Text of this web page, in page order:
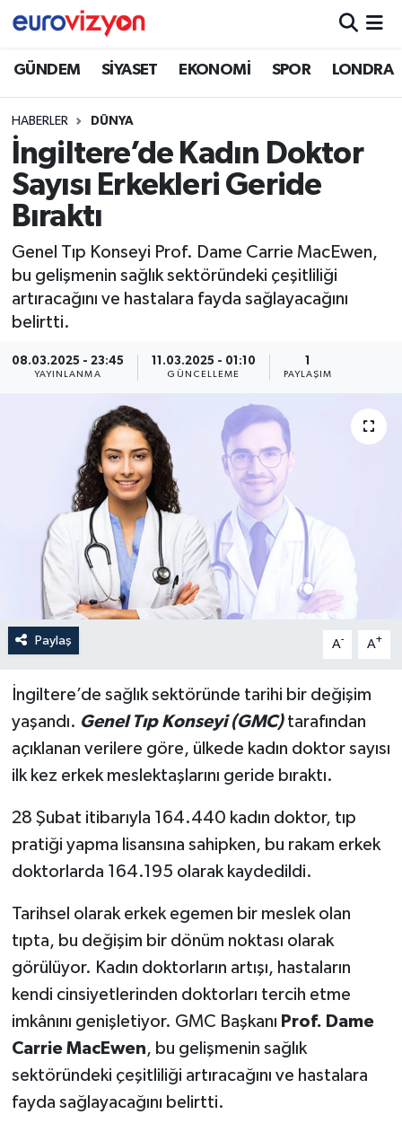
GÜNDEM SİYASET EKONOMİ SPOR LONDRA
HABERLER DÜNYA
İngiltere’de Kadın Doktor
Sayısı Erkekleri Geride
Bıraktı
Genel Tıp Konseyi Prof. Dame Carrie MacEwen,
bu gelişmenin sağlık sektöründeki çeşitliliği
artıracağını ve hastalara fayda sağlayacağını
belirtti.
08.03.2025 - 23:45
YAYINLANMA
11.03.2025 - 01:10
GÜNCELLEME
1
PAYLAŞIM
Paylaş A- A+
İngiltere’de sağlık sektöründe tarihi bir değişim
yaşandı. Genel Tıp Konseyi (GMC)tarafından
açıklanan verilere göre, ülkede kadın doktor sayısı
ilk kez erkek meslektaşlarını geride bıraktı.
28 Şubat itibarıyla 164.440 kadın doktor, tıp
pratiği yapma lisansına sahipken, bu rakam erkek
doktorlarda 164.195 olarak kaydedildi.
Tarihsel olarak erkek egemen bir meslek olan
tıpta, bu değişim bir dönüm noktası olarak
görülüyor. Kadın doktorların artışı, hastaların
kendi cinsiyetlerinden doktorları tercih etme
imkânını genişletiyor. GMC Başkanı Prof. Dame
Carrie MacEwen, bu gelişmenin sağlık
sektöründeki çeşitliliği artıracağını ve hastalara
fayda sağlayacağını belirtti.